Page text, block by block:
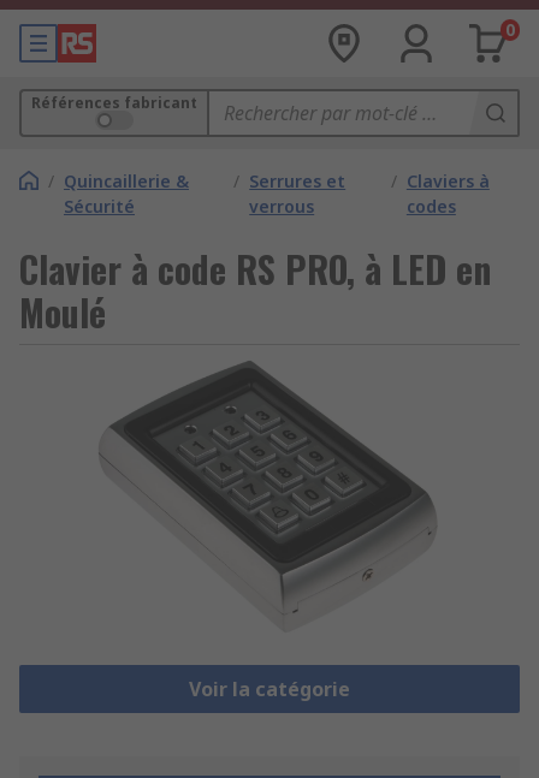
0
Références fabricant
/ Quincaillerie &
Sécurité
/ Serrures et
verrous
/ Claviers à
codes
Clavier à code RS PRO, à LED en
Moulé
Voir la catégorie